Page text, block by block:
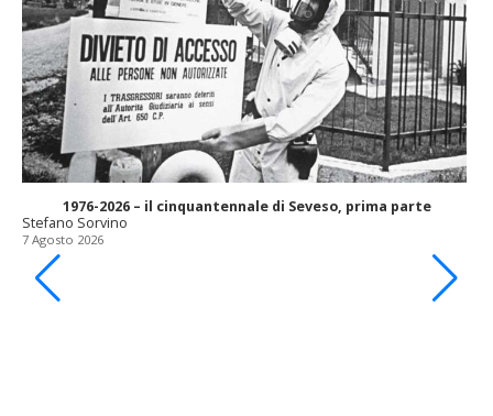
1976-2026 – il cinquantennale di Seveso, prima parte
Stefano Sorvino
7 Agosto 2026